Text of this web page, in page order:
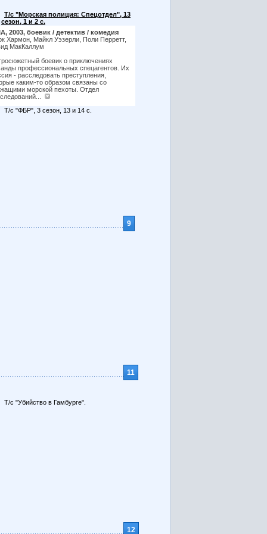
Т/с "Морская полиция: Спецотдел", 13
сезон, 1 и 2 с.
2003, боевик / детектив / комедия
Хармон, Майкл Уэзерли, Поли Перретт,
МакКаллум
боевик о приключениях
профессиональных спецагентов. Их
- расследовать преступления,
каким-то образом связаны со
морской пехоты. Отдел
Т/с "ФБР", 3 сезон, 13 и 14 с.
9
11
Т/с "Убийство в Гамбурге".
12